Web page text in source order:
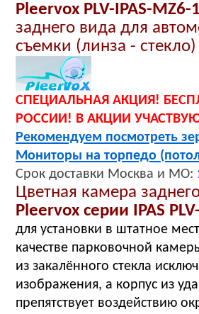
Pleervox PLV-IPAS-MZ6-
заднего вида для
съемки (линза - стекло)
СПЕЦИАЛЬНАЯ АКЦИЯ!
РОССИИ! В АКЦИИ
Рекомендуем посмотреть
Мониторы на торпедо
Срок доставки Москва и МО:
Цветная камера
Pleervox серии IPAS
для установки в штатное
качестве парковочной
из закалённого стекла
изображения, а корпус из
препятствует воздействию